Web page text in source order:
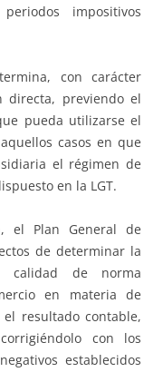
impositivos
con carácter
directa, previendo el
pueda utilizarse el
casos en que
el régimen de
en la LGT.
el Plan General de
de determinar la
de norma
en materia de
resultado contable,
con los
establecidos